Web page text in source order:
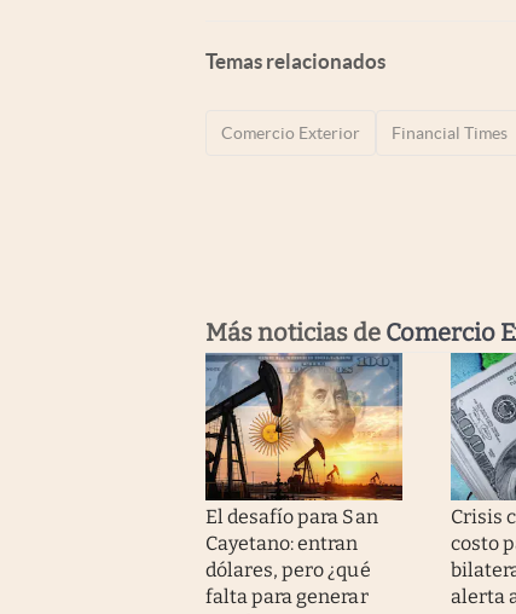
Temas relacionados
Comercio Exterior Financial Times
Más noticias de Comercio
El desafío para San
Cayetano: entran
dólares, pero ¿qué
falta para generar
Crisis
costo
alerta